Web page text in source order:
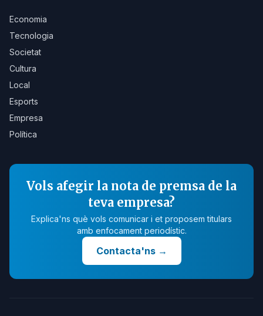
Economia
Tecnologia
Societat
Cultura
Local
Esports
Empresa
Política
Vols afegir la nota de premsa de la
teva empresa?
Explica'ns què vols comunicar i et proposem titulars
amb enfocament periodístic.
Contacta'ns→